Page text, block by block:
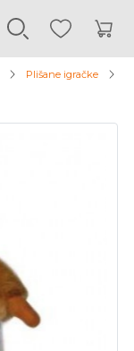
Plišane igračke